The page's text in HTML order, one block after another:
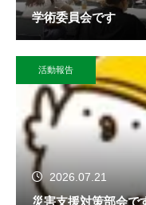
学術委員会です
活動報告
2026.07.21
災害支援対策部会で